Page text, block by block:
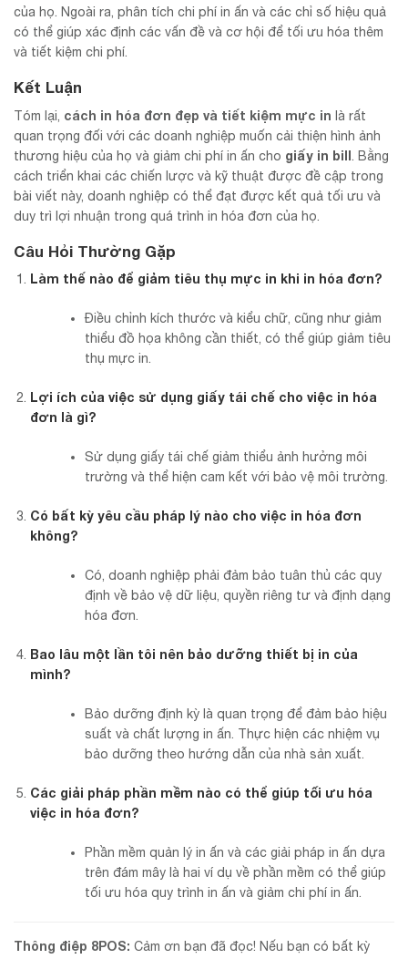
của họ. Ngoài ra, phân tích chi phí in ấn và các chỉ số hiệu quả
có thể giúp xác định các vấn đề và cơ hội để tối ưu hóa thêm
và tiết kiệm chi phí.
Kết Luận
Tóm lại, cách in hóa đơn đẹp và tiết kiệm mực in là rất
quan trọng đối với các doanh nghiệp muốn cải thiện hình ảnh
thương hiệu của họ và giảm chi phí in ấn cho giấy in bill . Bằng
cách triển khai các chiến lược và kỹ thuật được đề cập trong
bài viết này, doanh nghiệp có thể đạt được kết quả tối ưu và
duy trì lợi nhuận trong quá trình in hóa đơn của họ.
Câu Hỏi Thường Gặp
Làm thế nào để giảm tiêu thụ mực in khi in hóa đơn?
Điều chỉnh kích thước và kiểu chữ, cũng như giảm
thiểu đồ họa không cần thiết, có thể giúp giảm tiêu
thụ mực in.
Lợi ích của việc sử dụng giấy tái chế cho việc in hóa
đơn là gì?
Sử dụng giấy tái chế giảm thiểu ảnh hưởng môi
trường và thể hiện cam kết với bảo vệ môi trường.
Có bất kỳ yêu cầu pháp lý nào cho việc in hóa đơn
không?
Có, doanh nghiệp phải đảm bảo tuân thủ các quy
định về bảo vệ dữ liệu, quyền riêng tư và định dạng
hóa đơn.
Bao lâu một lần tôi nên bảo dưỡng thiết bị in của
mình?
Bảo dưỡng định kỳ là quan trọng để đảm bảo hiệu
suất và chất lượng in ấn. Thực hiện các nhiệm vụ
bảo dưỡng theo hướng dẫn của nhà sản xuất.
Các giải pháp phần mềm nào có thể giúp tối ưu hóa
việc in hóa đơn?
Phần mềm quản lý in ấn và các giải pháp in ấn dựa
trên đám mây là hai ví dụ về phần mềm có thể giúp
tối ưu hóa quy trình in ấn và giảm chi phí in ấn.
Thông điệp 8POS: Cảm ơn bạn đã đọc! Nếu bạn có bất kỳ